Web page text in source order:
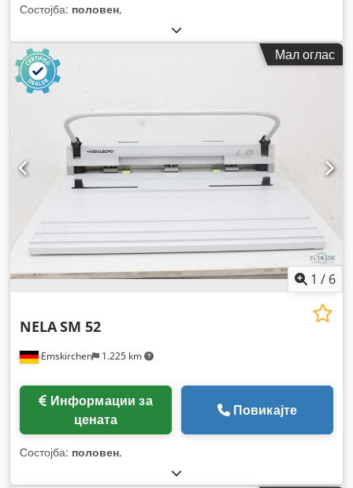
Состојба: половен,
Мал оглас
1 / 6
Emskirchen 1.225 km
NELASM 52
цената
Повикајте
Состојба: половен,